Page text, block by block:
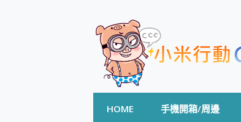
HOME 手機開箱/周邊